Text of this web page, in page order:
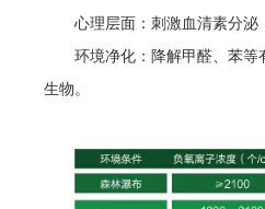
心理层面：刺激血清素分泌
环境净化：降解甲醛、苯
生物。